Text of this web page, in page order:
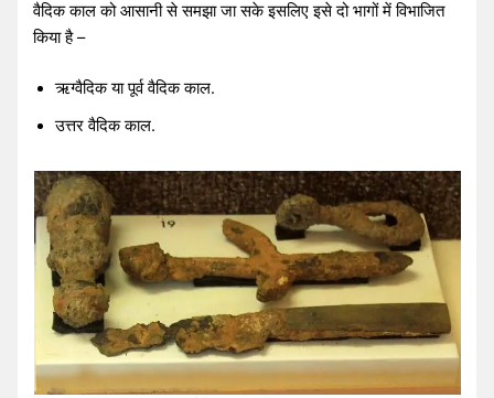
वैदिक काल को आसानी से समझा जा सके इसलिए इसे दो भागों में विभाजित
किया है –
ऋग्वैदिक या पूर्व वैदिक काल.
उत्तर वैदिक काल.